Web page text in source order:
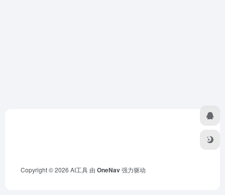
Copyright © 2026 AI工具 由 OneNav强力驱动